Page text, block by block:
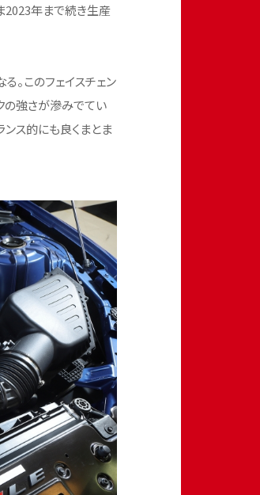
2023年まで続き生産
。このフェイスチェン
の強さが滲みでてい
ンス的にも良くまとま